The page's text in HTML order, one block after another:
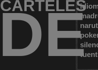
CARTELES
DE